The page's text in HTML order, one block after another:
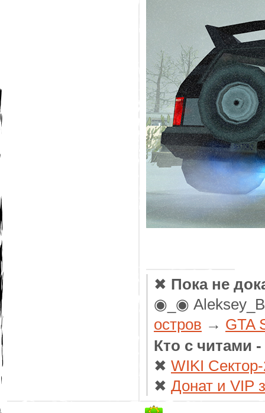
✖ Пока не
◉_◉
остров → GTA
Кто с читами
✖ WIKI
✖ Донат и VIP